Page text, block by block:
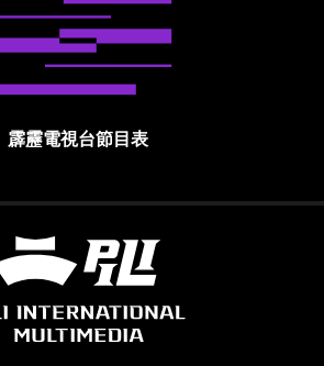
霹靂電視台節目表
霹靂國際多媒體股份有限公司 PILI